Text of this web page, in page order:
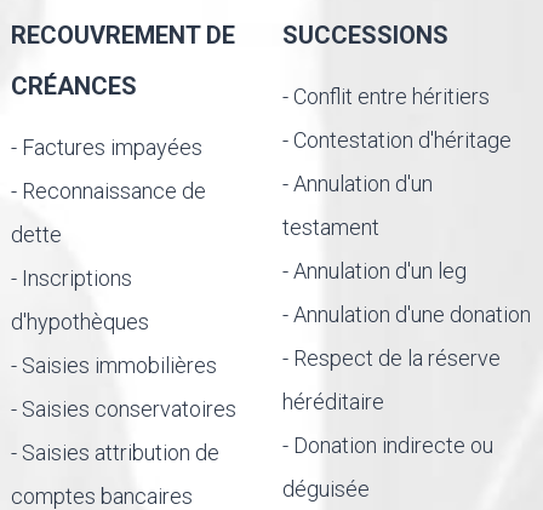
RECOUVREMENT DE
CRÉANCES
- Factures impayées
- Reconnaissance de
dette
- Inscriptions
d'hypothèques
- Saisies immobilières
- Saisies conservatoires
- Saisies attribution de
comptes bancaires
SUCCESSIONS
- Conflit entre héritiers
- Contestation d'héritage
- Annulation d'un
testament
- Annulation d'un leg
- Annulation d'une donation
- Respect de la réserve
héréditaire
- Donation indirecte ou
déguisée